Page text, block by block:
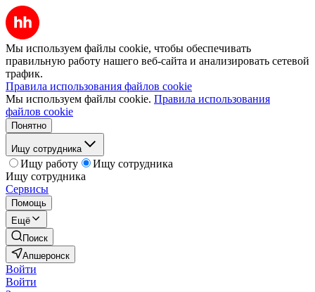
Мы используем файлы cookie, чтобы обеспечивать
правильную работу нашего веб-сайта и анализировать сетевой
трафик.
Правила использования файлов cookie
Мы используем файлы cookie. Правила использования
файлов cookie
Понятно
Ищу сотрудника
Ищу работу
Ищу сотрудника
Ищу сотрудника
Сервисы
Помощь
Ещё
Поиск
Апшеронск
Войти
Войти